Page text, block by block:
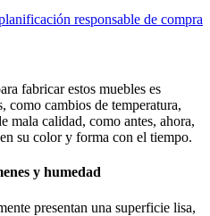
responsable de compra
fabricar estos muebles es
como cambios de temperatura,
mala calidad, como antes, ahora,
su color y forma con el tiempo.
y humedad
presentan una superficie lisa,